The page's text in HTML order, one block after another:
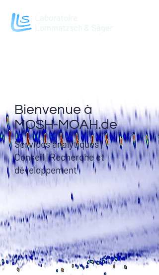
Bienvenue à
MOSH-MOAH.de
Services analytiques |
Conseil | Recherche et
développement